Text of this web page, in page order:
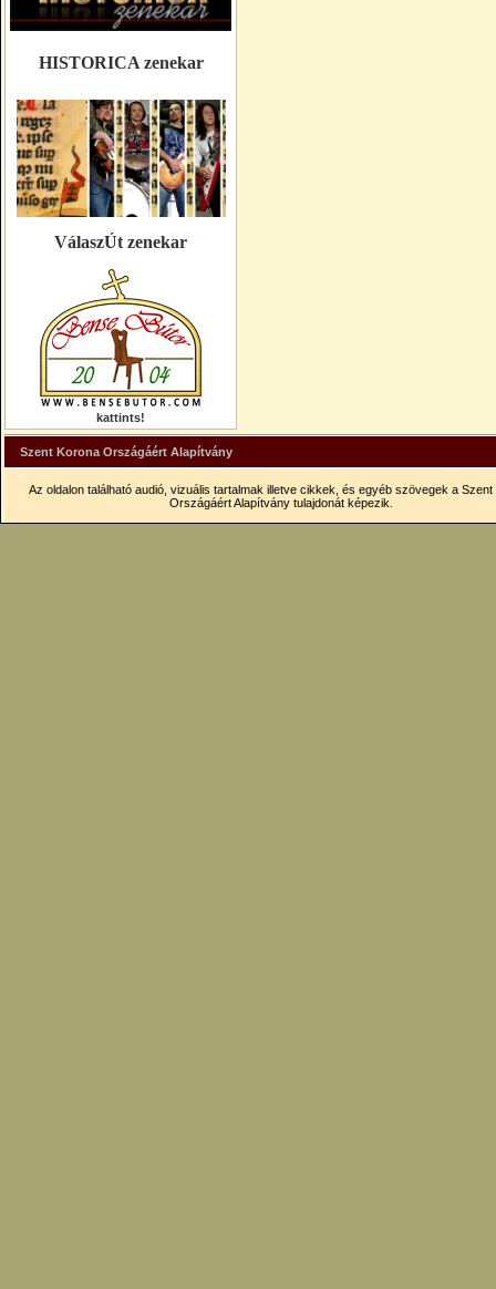
HISTORICA zenekar
VálaszÚt zenekar
kattints!
Szent Korona Országáért Alapítvány
Az oldalon található audió, vizuális tartalmak illetve cikkek, és egyéb szövegek a Szent
Országáért Alapítvány tulajdonát képezik.